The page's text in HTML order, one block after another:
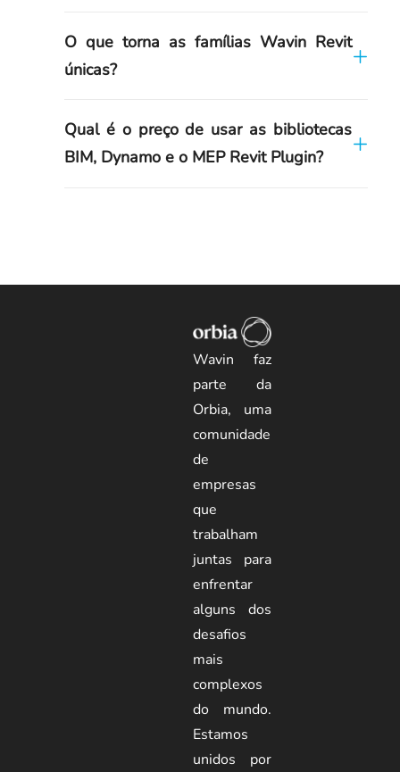
O que torna as famílias Wavin Revit
únicas?
Qual é o preço de usar as bibliotecas
BIM, Dynamo e o MEP Revit Plugin?
Wavin faz
parte da
Orbia, uma
comunidade
de
empresas
que
trabalham
juntas para
enfrentar
alguns dos
desafios
mais
complexos
do mundo.
Estamos
unidos por